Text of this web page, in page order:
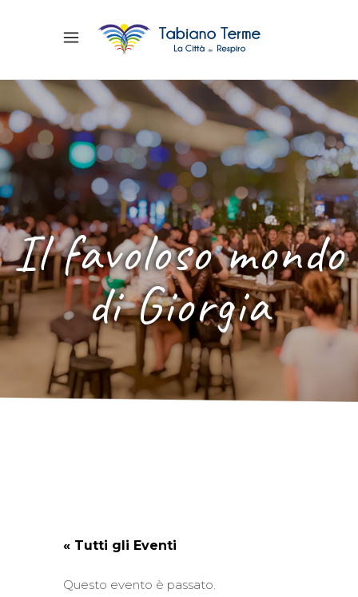
Il favoloso mondo
di Giorgia
« Tutti gli Eventi
Questo evento è passato.